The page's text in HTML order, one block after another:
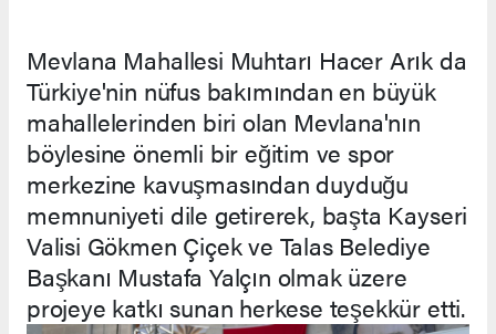
Mevlana Mahallesi Muhtarı Hacer Arık da
Türkiye'nin nüfus bakımından en büyük
mahallelerinden biri olan Mevlana'nın
böylesine önemli bir eğitim ve spor
merkezine kavuşmasından duyduğu
memnuniyeti dile getirerek, başta Kayseri
Valisi Gökmen Çiçek ve Talas Belediye
Başkanı Mustafa Yalçın olmak üzere
projeye katkı sunan herkese teşekkür etti.